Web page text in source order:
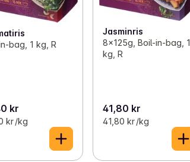
bag, 1 kg, R
kr
kr /kg
Jasminris
8x125g, Boil-in-bag, 1
kg, R
41,80 kr
41,80 kr /kg